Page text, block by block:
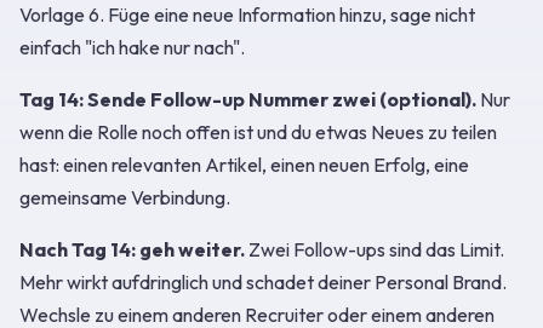
Vorlage 6. Füge eine neue Information hinzu, sage nicht
einfach "ich hake nur nach".
Tag 14: Sende Follow-up Nummer zwei (optional). Nur
wenn die Rolle noch offen ist und du etwas Neues zu teilen
hast: einen relevanten Artikel, einen neuen Erfolg, eine
gemeinsame Verbindung.
Nach Tag 14: geh weiter. Zwei Follow-ups sind das Limit.
Mehr wirkt aufdringlich und schadet deiner Personal Brand.
Wechsle zu einem anderen Recruiter oder einem anderen